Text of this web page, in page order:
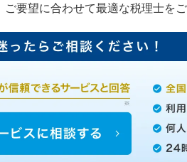
要望に合わせて最適な税理士をご